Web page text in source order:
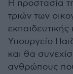
Η προστασία
τριών των
Υπουργείο
και θα
ανθρώπους